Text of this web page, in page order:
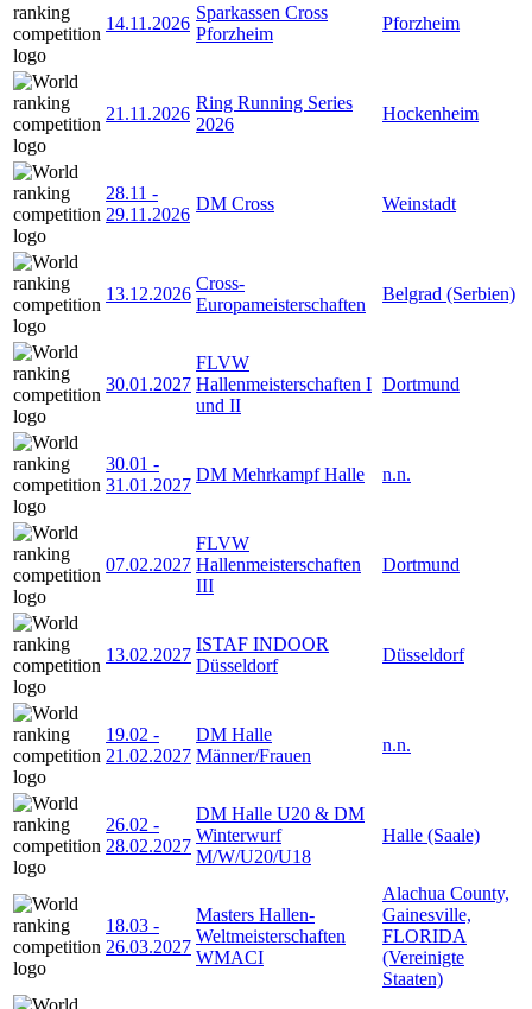
14.11.2026
Sparkassen Cross
Pforzheim
Pforzheim
21.11.2026
Ring Running Series
2026
Hockenheim
28.11 -
29.11.2026
DM Cross Weinstadt
13.12.2026
Cross-
Europameisterschaften
Belgrad (Serbien)
30.01.2027
FLVW
Hallenmeisterschaften I
und II
Dortmund
30.01 -
31.01.2027
DM Mehrkampf Halle n.n.
07.02.2027
FLVW
Hallenmeisterschaften
III
Dortmund
13.02.2027
ISTAF INDOOR
Düsseldorf
Düsseldorf
19.02 -
21.02.2027
DM Halle
Männer/Frauen
n.n.
26.02 -
28.02.2027
DM Halle U20 & DM
Winterwurf
M/W/U20/U18
Halle (Saale)
18.03 -
26.03.2027
Masters Hallen-
Weltmeisterschaften
WMACI
Alachua County,
Gainesville,
FLORIDA
(Vereinigte
Staaten)